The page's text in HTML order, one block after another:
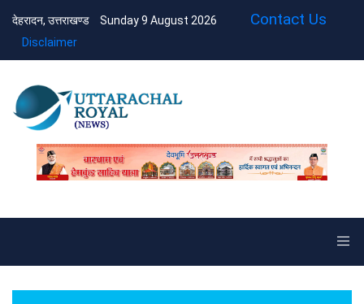
देहरादन, उत्तराखण्ड Sunday 9 August 2026 Contact Us
Disclaimer